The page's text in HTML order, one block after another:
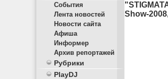
События
Лента новостей
Новости сайта
Афиша
Информер
Архив репортажей
Рубрики
PlayDJ
Show-